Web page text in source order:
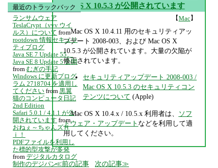
Mac OS X 10.5.3 が公開されています
【Mac】
Mac OS X 10.4.11 用のセキュリティアッ
プデート 2008-003、および Mac OS X
10.5.3 が公開されています。大量の欠陥が
修正されています。
セキュリティアップデート 2008-003 /
Mac OS X 10.5.3 のセキュリティコン
テンツについて (Apple)
Mac OS X 10.4.x / 10.5.x 利用者は、
ソフ
トウェア・アップデート などを利用して適
用してください。
前の記事 次の記事
最近のトラックバック
ランサムウェア
TeslaCrypt（vvv ウイ
ルス）について from
rootdown 情報セキュリ
ティブログ
Java SE 7 Update 55、
Java SE 8 Update 5 公開
from むぎの手記
Windows に更新プログ
ラム 2718704 を適用し
てください from 黒翼
猫のコンピュータ日記
2nd Edition
Safari 5.0.1 / 4.1.1 が公
開されています from
おねぇ～ちゃんズＨ
ｉ！
PDFファイルを利用し
た標的型攻撃が多発
from デジタルカタログ
制作のデジパン